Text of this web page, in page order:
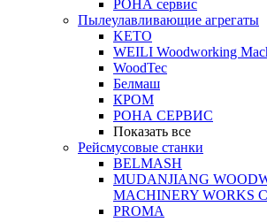
РОНА сервис
Пылеулавливающие агрегаты
KETO
WEILI Woodworking
WoodTec
Белмаш
КРОМ
РОНА СЕРВИС
Показать все
Рейсмусовые станки
BELMASH
MUDANJIANG
MACHINERY WORKS
PROMA